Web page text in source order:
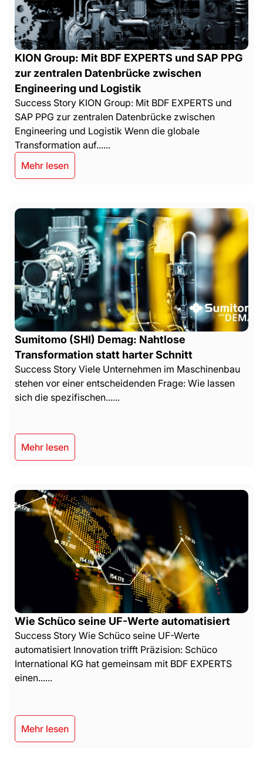
KION Group: Mit BDF EXPERTS und SAP PPG
zur zentralen Datenbrücke zwischen
Engineering und Logistik
Success Story KION Group: Mit BDF EXPERTS und
SAP PPG zur zentralen Datenbrücke zwischen
Engineering und Logistik Wenn die globale
Transformation auf......
Mehr lesen
Sumitomo (SHI) Demag: Nahtlose
Transformation statt harter Schnitt
Success Story Viele Unternehmen im Maschinenbau
stehen vor einer entscheidenden Frage: Wie lassen
sich die spezifischen......
Mehr lesen
Wie Schüco seine UF-Werte automatisiert
Success Story Wie Schüco seine UF-Werte
automatisiert Innovation trifft Präzision: Schüco
International KG hat gemeinsam mit BDF EXPERTS
einen......
Mehr lesen